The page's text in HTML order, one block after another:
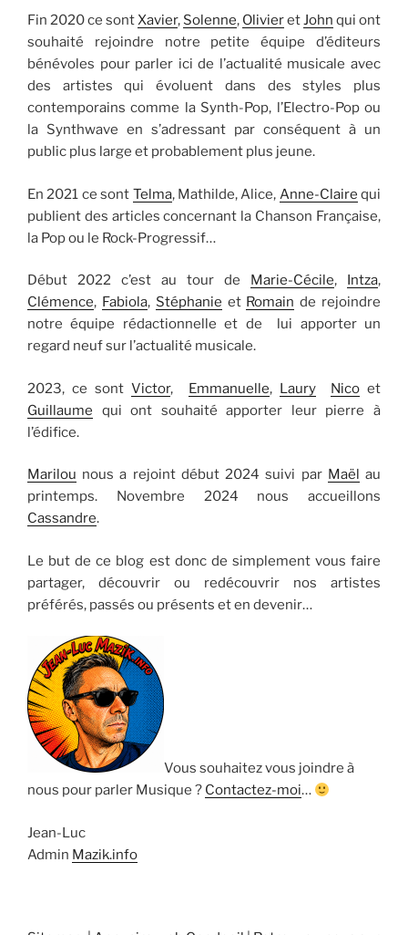
Fin 2020 ce sontXavier, Solenne, OlivieretJohn qui ont
souhaité rejoindre notre petite équipe d’éditeurs
bénévoles pour parler ici de l’actualité musicale avec
des artistes qui évoluent dans des styles plus
contemporains comme la Synth-Pop, l’Electro-Pop ou
la Synthwave en s’adressant par conséquent à un
public plus large et probablement plus jeune.
En 2021 ce sont Telma, Mathilde, Alice, Anne-Claire qui
publient des articles concernant la Chanson Française,
la Pop ou le Rock-Progressif…
Début 2022 c’est au tour de Marie-Cécile, Intza,
Clémence, Fabiola, Stéphanie et Romain de rejoindre
notre équipe rédactionnelle et de lui apporter un
regard neuf sur l’actualité musicale.
2023, ce sontVictor, Emmanuelle, Laury Nicoet
Guillaume qui ont souhaité apporter leur pierre à
l’édifice.
Marilou nous a rejoint début 2024 suivi par Maël au
printemps. Novembre 2024 nous accueillons
Cassandre.
Le but de ce blog est donc de simplement vous faire
partager, découvrir ou redécouvrir nos artistes
préférés, passés ou présents et en devenir…
Vous souhaitez vous joindre à
nous pour parler Musique ? Contactez-moi…
Jean-Luc
Admin Mazik.info